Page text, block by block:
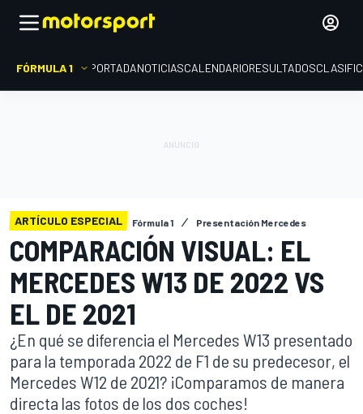
FÓRMULA 1 PORTADANOTICIASCALENDARIORESULTADOS
ARTÍCULO ESPECIAL Fórmula 1 Presentación Mercedes
COMPARACIÓN VISUAL: EL
MERCEDES W13 DE 2022 VS
EL DE 2021
¿En qué se diferencia el Mercedes W13 presentado
para la temporada 2022 de F1 de su predecesor, el
Mercedes W12 de 2021? ¡Comparamos de manera
directa las fotos de los dos coches!